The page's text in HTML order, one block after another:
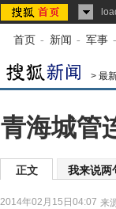
首页 - 新闻 - 军事 -
> 最
青海城管
正文 我来说两
2014年02月15日04:07 来